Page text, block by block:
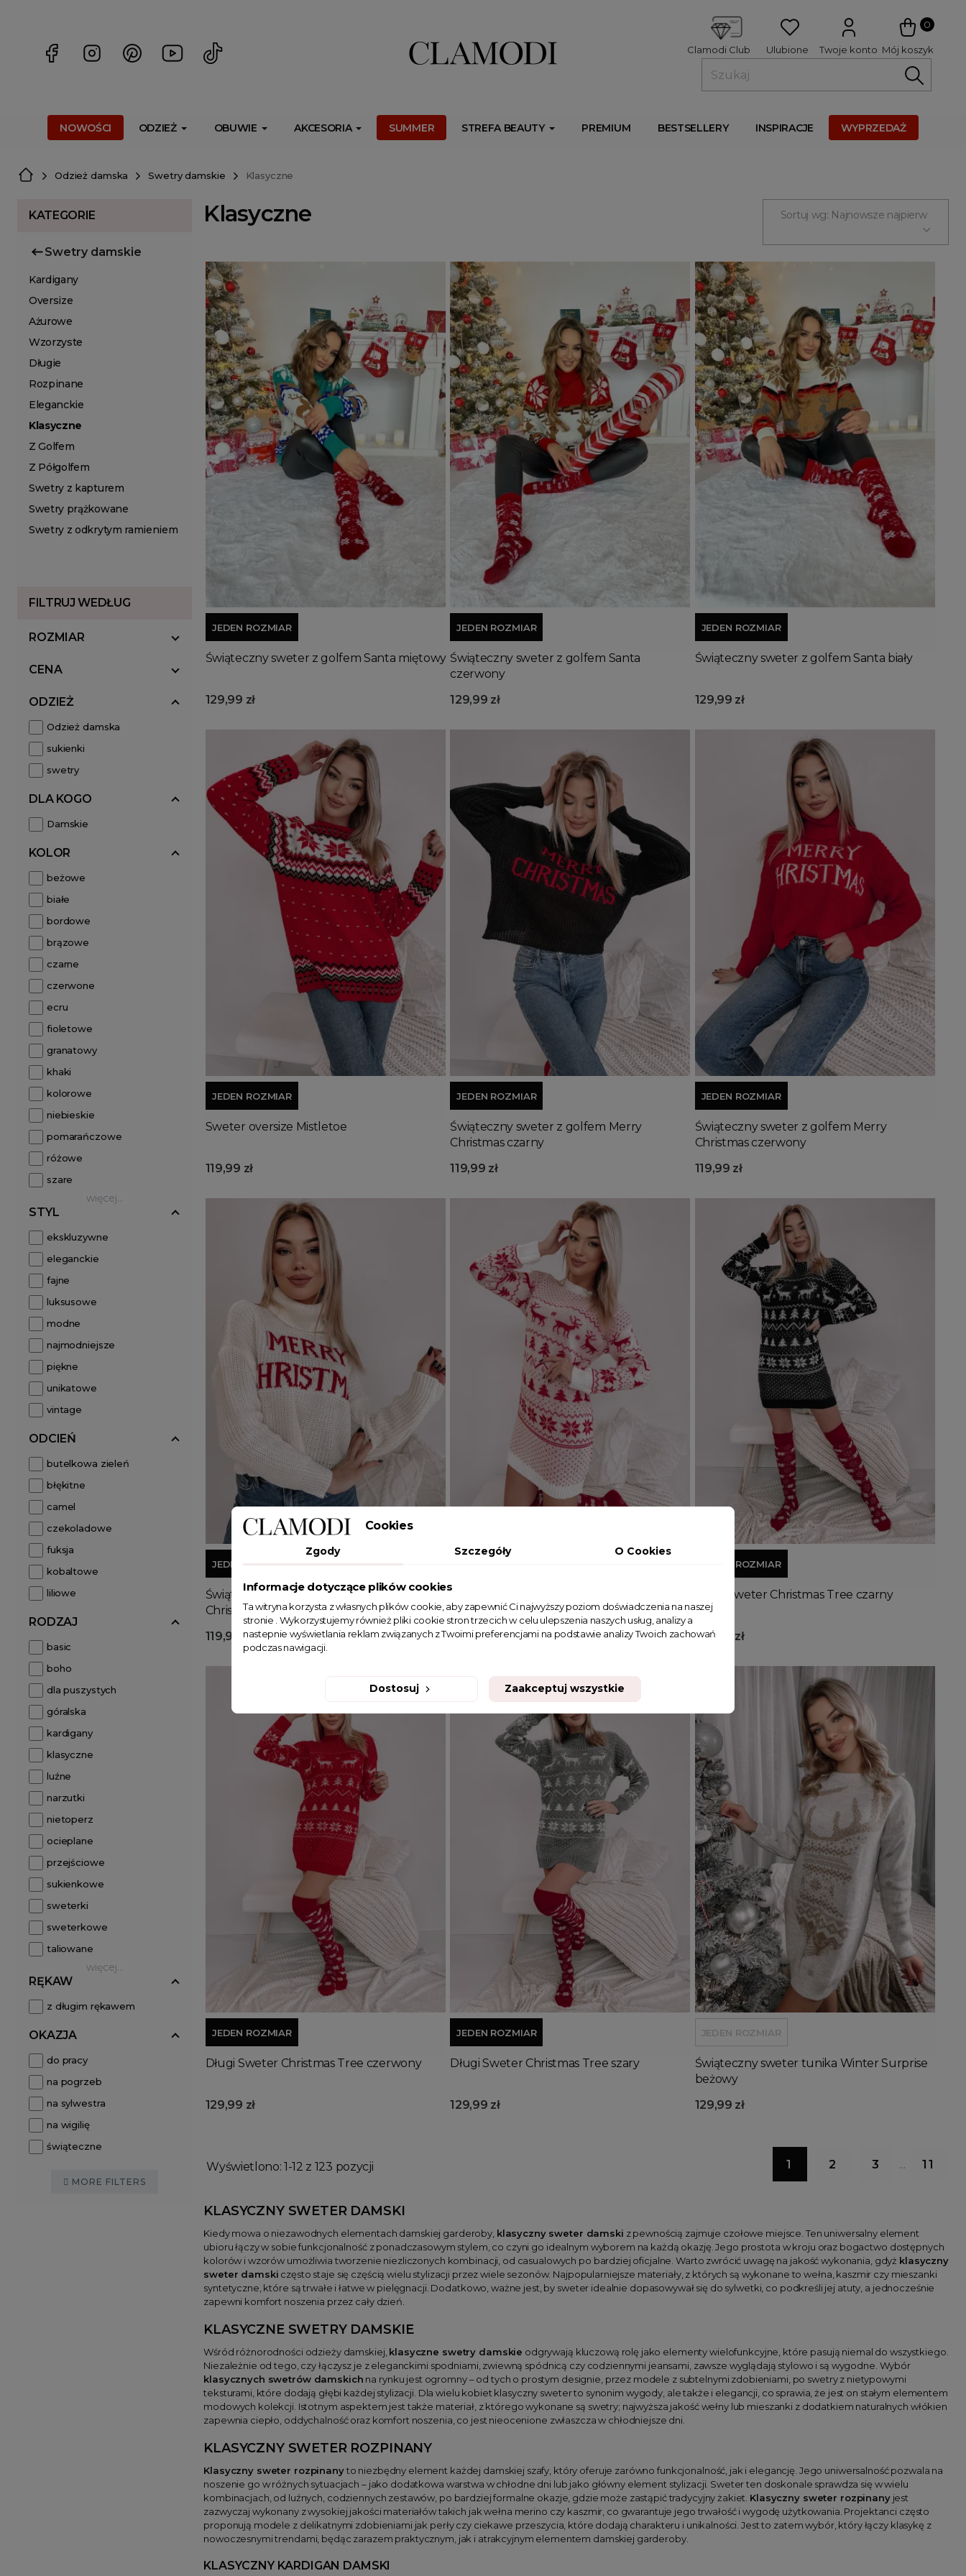
0
Mój koszyk
Twoje konto
Ulubione
Clamodi Club
NOWOŚCI ODZIEŻ OBUWIE AKCESORIA SUMMER STREFA BEAUTY PREMIUM BESTSELLERY INSPIRACJE WYPRZEDAŻ
Odzież damska Swetry damskie Klasyczne
KATEGORIE
Swetry damskie
Kardigany
Oversize
Ażurowe
Wzorzyste
Długie
Rozpinane
Eleganckie
Klasyczne
Z Golfem
Z Półgolfem
Swetry z kapturem
Swetry prążkowane
Swetry z odkrytym ramieniem
FILTRUJ WEDŁUG
ROZMIAR
CENA
ODZIEŻ
Odzież damska
sukienki
swetry
DLA KOGO
Damskie
KOLOR
beżowe
białe
bordowe
brązowe
czarne
czerwone
ecru
fioletowe
granatowy
khaki
kolorowe
niebieskie
pomarańczowe
różowe
szare
więcej...
STYL
ekskluzywne
eleganckie
fajne
luksusowe
modne
najmodniejsze
piękne
unikatowe
vintage
ODCIEŃ
butelkowa zieleń
błękitne
camel
czekoladowe
fuksja
kobaltowe
liliowe
RODZAJ
basic
boho
dla puszystych
góralska
kardigany
klasyczne
luźne
narzutki
nietoperz
ocieplane
przejściowe
sukienkowe
sweterki
sweterkowe
taliowane
więcej...
RĘKAW
z długim rękawem
OKAZJA
do pracy
na pogrzeb
na sylwestra
na wigilię
świąteczne
MORE FILTERS
Klasyczne Sortuj wg: Najnowsze najpierw
Dodaj do koszyka
JEDEN ROZMIAR
Świąteczny sweter z golfem Santa miętowy
129,99 zł
JEDEN ROZMIAR
Świąteczny sweter z golfem Santa
czerwony
129,99 zł
JEDEN ROZMIAR
Świąteczny sweter z golfem Santa biały
129,99 zł
Dodaj do koszyka
JEDEN ROZMIAR
Sweter oversize Mistletoe
119,99 zł
Dodaj do koszyka
JEDEN ROZMIAR
Świąteczny sweter z golfem Merry
Christmas czarny
119,99 zł
JEDEN ROZMIAR
Świąteczny sweter z golfem Merry
Christmas czerwony
119,99 zł
JEDEN ROZMIAR
Świąteczny sweter z golfem Merry
Christmas ecru
119,99 zł
Dodaj do koszyka
Długi Sweter Christmas Tree biały
129,99 zł
JEDEN ROZMIAR
Długi Sweter Christmas Tree czarny
129,99 zł
Dodaj do koszyka
JEDEN ROZMIAR
Długi Sweter Christmas Tree czerwony
129,99 zł
Dodaj do koszyka
JEDEN ROZMIAR
Długi Sweter Christmas Tree szary
129,99 zł
JEDEN ROZMIAR
Świąteczny sweter tunika Winter Surprise
beżowy
129,99 zł
Wyświetlono: 1-12 z 123 pozycji 1 2 3 … 11
KLASYCZNY SWETER DAMSKI
Kiedy mowa o niezawodnych elementach damskiej garderoby, klasyczny sweter damski z pewnością zajmuje czołowe miejsce. Ten uniwersalny element
ubioru łączy w sobie funkcjonalność z ponadczasowym stylem, co czyni go idealnym wyborem na każdą okazję. Jego prostota w kroju oraz bogactwo dostępnych
kolorów i wzorów umożliwia tworzenie niezliczonych kombinacji, od casualowych po bardziej oficjalne. Warto zwrócić uwagę na jakość wykonania, gdyż klasyczny
sweter damski często staje się częścią wielu stylizacji przez wiele sezonów. Najpopularniejsze materiały, z których są wykonane to wełna, kaszmir czy mieszanki
syntetyczne, które są trwałe i łatwe w pielęgnacji. Dodatkowo, ważne jest, by sweter idealnie dopasowywał się do sylwetki, co podkreśli jej atuty, a jednocześnie
zapewni komfort noszenia przez cały dzień.
KLASYCZNE SWETRY DAMSKIE
Wśród różnorodności odzieży damskiej,klasyczne swetry damskie odgrywają kluczową rolę jako elementy wielofunkcyjne, które pasują niemal do wszystkiego.
Niezależnie od tego, czy łączysz je z eleganckimi spodniami, zwiewną spódnicą czy codziennymi jeansami, zawsze wyglądają stylowo i są wygodne. Wybór
klasycznych swetrów damskich na rynku jest ogromny – od tych o prostym designie, przez modele z subtelnymi zdobieniami, po swetry z nietypowymi
teksturami, które dodają głębi każdej stylizacji. Dla wielu kobiet klasyczny sweter to synonim wygody, ale także i elegancji, co sprawia, że jest on stałym elementem
modowych kolekcji. Istotnym aspektem jest także materiał, z którego wykonane są swetry; najwyższa jakość wełny lub mieszanki z dodatkiem naturalnych włókien
zapewnia ciepło, oddychalność oraz komfort noszenia, co jest nieocenione zwłaszcza w chłodniejsze dni.
KLASYCZNY SWETER ROZPINANY
Klasyczny sweter rozpinanyto niezbędny element każdej damskiej szafy, który oferuje zarówno funkcjonalność, jak i elegancję. Jego uniwersalność pozwala na
noszenie go w różnych sytuacjach – jako dodatkowa warstwa w chłodne dni lub jako główny element stylizacji. Sweter ten doskonale sprawdza się w wielu
kombinacjach, od luźnych, codziennych zestawów, po bardziej formalne okazje, gdzie może zastąpić tradycyjny żakiet. Klasyczny sweter rozpinanyjest
zazwyczaj wykonany z wysokiej jakości materiałów takich jak wełna merino czy kaszmir, co gwarantuje jego trwałość i wygodę użytkowania. Projektanci często
proponują modele z delikatnymi zdobieniami jak perły czy ciekawe przeszycia, które dodają charakteru i unikalności. Jest to zatem wybór, który łączy klasykę z
nowoczesnymi trendami, będąc zarazem praktycznym, jak i atrakcyjnym elementem damskiej garderoby.
KLASYCZNY KARDIGAN DAMSKI
Cookies
Zgody Szczegóły O Cookies
Informacje dotyczące plików cookies
Ta witryna korzysta z własnych plików cookie, aby zapewnić Ci najwyższy poziom doświadczenia na naszej
stronie . Wykorzystujemy również pliki cookie stron trzecich w celu ulepszenia naszych usług, analizy a
nastepnie wyświetlania reklam związanych z Twoimi preferencjami na podstawie analizy Twoich zachowań
podczas nawigacji.
Dostosuj Zaakceptuj wszystkie